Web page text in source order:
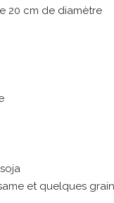
20 cm de diamètre
et quelques